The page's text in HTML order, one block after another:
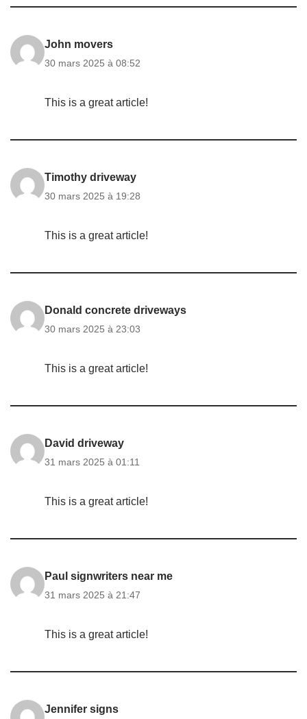
John movers
30 mars 2025 à 08:52
This is a great article!
Timothy driveway
30 mars 2025 à 19:28
This is a great article!
Donald concrete driveways
30 mars 2025 à 23:03
This is a great article!
David driveway
31 mars 2025 à 01:11
This is a great article!
Paul signwriters near me
31 mars 2025 à 21:47
This is a great article!
Jennifer signs